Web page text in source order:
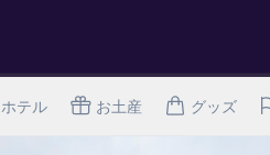
ホテル お土産 グッズ